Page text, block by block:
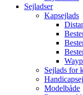
Sejladser
Kapsejlads
Sejlads for
Modelbåde